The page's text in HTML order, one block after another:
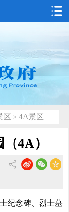
区 > 4A景区
4A）
纪念碑、烈士墓